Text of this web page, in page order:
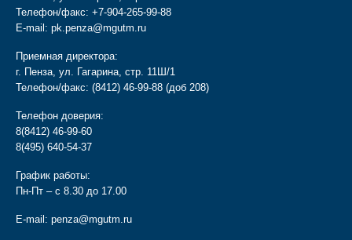
Телефон/факс: +7-904-265-99-88
E-mail: pk.penza@mgutm.ru
Приемная директора:
г. Пенза, ул. Гагарина, стр. 11Ш/1
Телефон/факс: (8412) 46-99-88 (доб 208)
Телефон доверия:
8(8412) 46-99-60
8(495) 640-54-37
График работы:
Пн-Пт – с 8.30 до 17.00
E-mail: penza@mgutm.ru